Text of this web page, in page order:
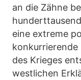
an die Zähne
eine extreme
des Krieges
westlichen